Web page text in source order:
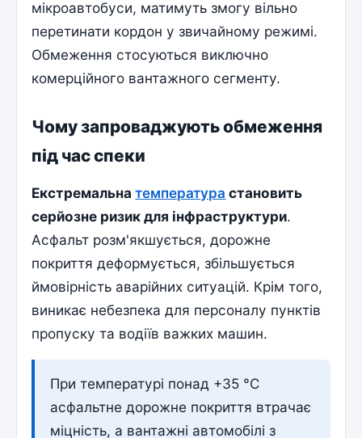
мікроавтобуси, матимуть змогу вільно
перетинати кордон у звичайному режимі.
Обмеження стосуються виключно
комерційного вантажного сегменту.
Чому запроваджують обмеження
під час спеки
Екстремальнатемпература становить
серйозне ризик для інфраструктури.
Асфальт розм'якшується, дорожне
покриття деформується, збільшується
ймовірність аварійних ситуацій. Крім того,
виникає небезпека для персоналу пунктів
пропуску та водіїв важких машин.
При температурі понад +35 °C
асфальтне дорожне покриття втрачає
міцність, а вантажні автомобілі з